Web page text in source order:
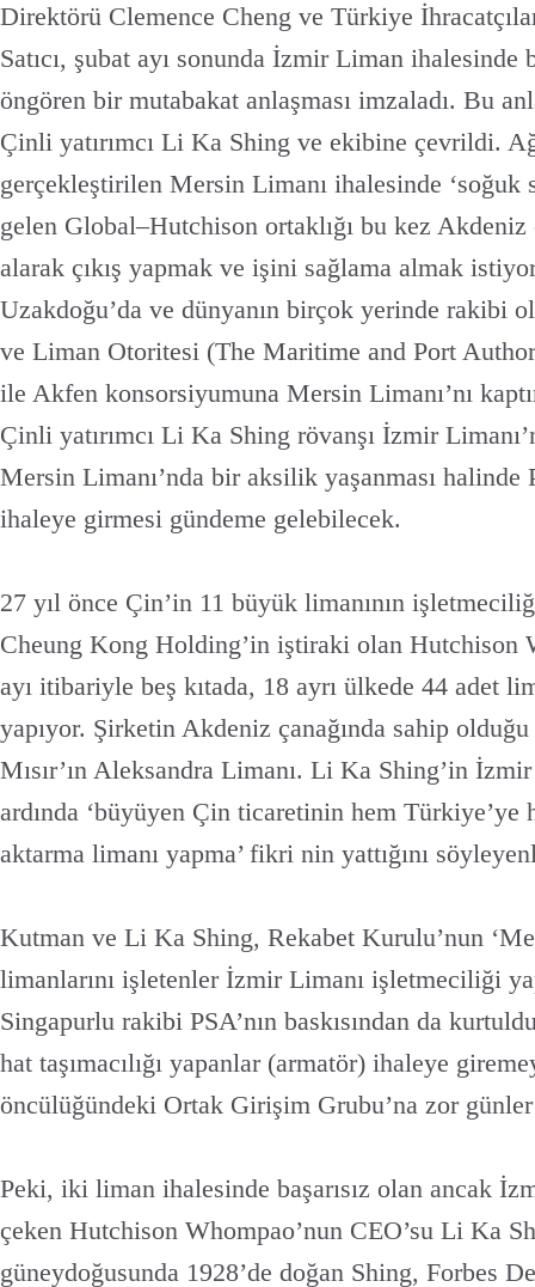
Direktörü Clemence Cheng ve Türkiye
Satıcı, şubat ayı sonunda İzmir Liman
öngören bir mutabakat anlaşması imzaladı. Bu
Çinli yatırımcı Li Ka Shing ve ekibine çevrildi.
gerçekleştirilen Mersin Limanı ihalesinde ‘soğuk
gelen Global–Hutchison ortaklığı bu kez Akdeniz
alarak çıkış yapmak ve işini sağlama almak
Uzakdoğu’da ve dünyanın birçok yerinde rakibi
ve Liman Otoritesi (The Maritime and Port
ile Akfen konsorsiyumuna Mersin Limanı’nı
Çinli yatırımcı Li Ka Shing rövanşı İzmir
Mersin Limanı’nda bir aksilik yaşanması halinde
ihaleye girmesi gündeme gelebilecek.
27 yıl önce Çin’in 11 büyük limanının
Cheung Kong Holding’in iştiraki olan Hutchison
ayı itibariyle beş kıtada, 18 ayrı ülkede 44 adet
yapıyor. Şirketin Akdeniz çanağında sahip
Mısır’ın Aleksandra Limanı. Li Ka Shing’in
ardında ‘büyüyen Çin ticaretinin hem Türkiye’ye
aktarma limanı yapma’ fikri nin yattığını
Kutman ve Li Ka Shing, Rekabet Kurulu’nun
limanlarını işletenler İzmir Limanı işletmeciliği
Singapurlu rakibi PSA’nın baskısından da
hat taşımacılığı yapanlar (armatör) ihaleye
öncülüğündeki Ortak Girişim Grubu’na zor günler
Peki, iki liman ihalesinde başarısız olan ancak
çeken Hutchison Whompao’nun CEO’su Li Ka
güneydoğusunda 1928’de doğan Shing, Forbes